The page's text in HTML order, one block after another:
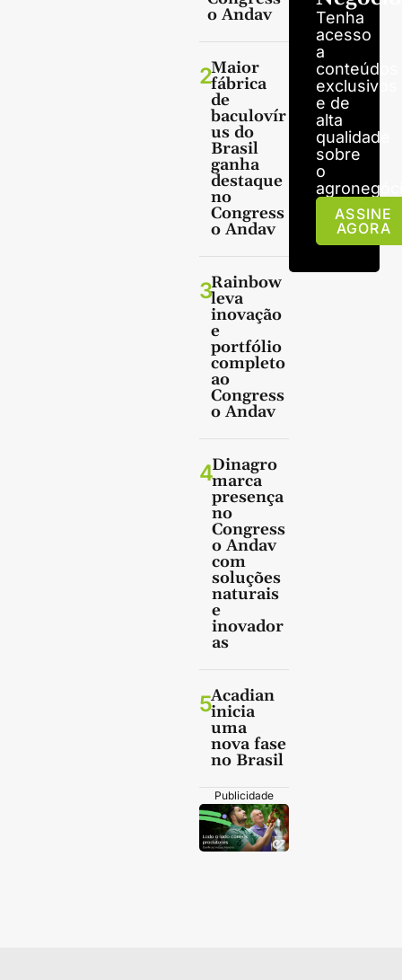
o Andav
2Maior
fábrica
de
baculovír
us do
Brasil
ganha
destaque
no
Congress
o Andav
3Rainbow
leva
inovação
e
portfólio
completo
ao
Congress
o Andav
4Dinagro
marca
presença
no
Congress
o Andav
com
soluções
naturais
e
inovador
as
5Acadian
inicia
uma
nova fase
no Brasil
Publicidade
Tenha
acesso
a
conteúdos
exclusivos
e de
alta
qualidade
sobre
o
ASSINE
AGORA